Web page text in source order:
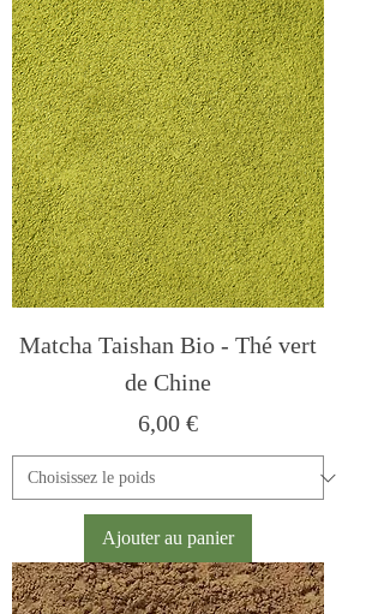
Matcha Taishan Bio - Thé vert
de Chine
Prix
6,00 €
Ajouter au panier